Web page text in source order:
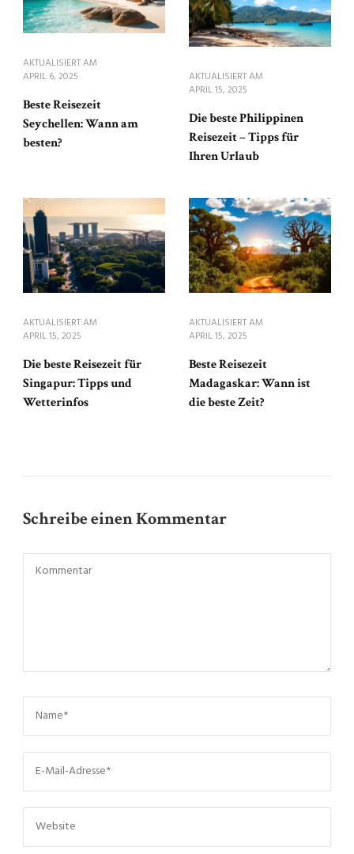
AKTUALISIERT AM
APRIL 6, 2025
Beste Reisezeit
Seychellen: Wann am
besten?
AKTUALISIERT AM
APRIL 15, 2025
Die beste Philippinen
Reisezeit – Tipps für
Ihren Urlaub
AKTUALISIERT AM
APRIL 15, 2025
Die beste Reisezeit für
Singapur: Tipps und
Wetterinfos
AKTUALISIERT AM
APRIL 15, 2025
Beste Reisezeit
Madagaskar: Wann ist
die beste Zeit?
Schreibe einen Kommentar